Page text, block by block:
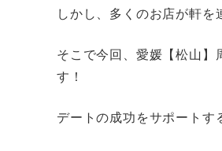
しかし、多くのお店が軒を
そこで今回、愛媛【松山】
す！
デートの成功をサポートす